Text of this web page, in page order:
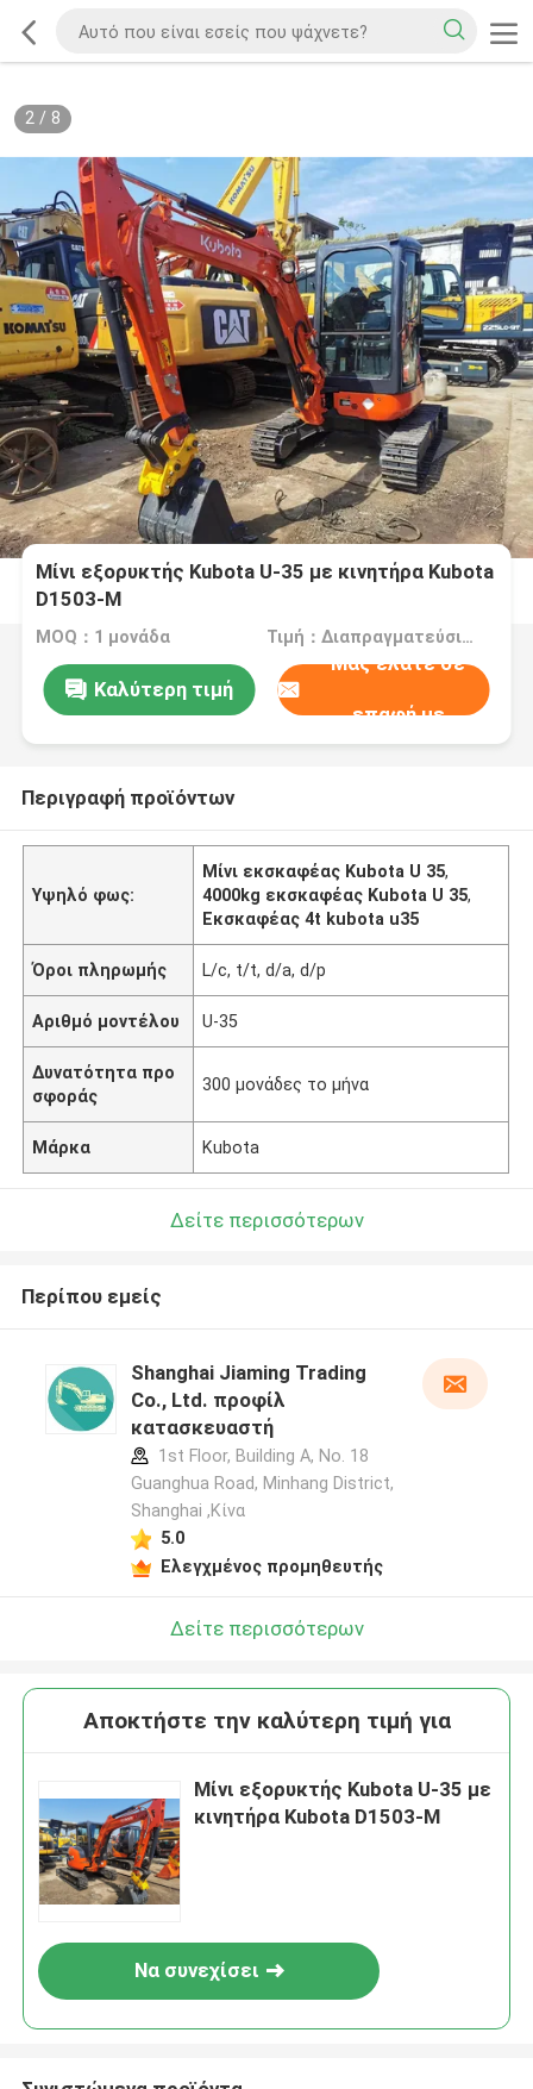
2/ 8
Μίνι εξορυκτής Kubota U-35 με κινητήρα Kubota
D1503-M
MOQ：1 μονάδα Τιμή：Διαπραγματεύσιμος
Καλύτερη τιμή
Μας ελάτε σε
επαφή με
Περιγραφή προϊόντων
Υψηλό φως:
Μίνι εκσκαφέας Kubota U 35,
4000kg εκσκαφέας Kubota U 35,
Εκσκαφέας 4t kubota u35
Όροι πληρωμής L/c, t/t, d/a, d/p
Αριθμό μοντέλου U-35
Δυνατότητα προ
σφοράς
300 μονάδες το μήνα
Μάρκα Kubota
Δείτε περισσότερων
Περίπου εμείς
Shanghai Jiaming Trading
Co., Ltd. προφίλ
κατασκευαστή
1st Floor, Building A, No. 18
Guanghua Road, Minhang District,
Shanghai ,Κίνα
5.0
Ελεγχμένος προμηθευτής
Δείτε περισσότερων
Αποκτήστε την καλύτερη τιμή για
Μίνι εξορυκτής Kubota U-35 με
κινητήρα Kubota D1503-M
Να συνεχίσει